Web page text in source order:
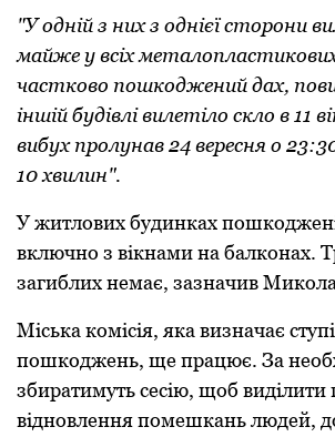
"У одній з них з однієї сторони
майже у всіх
частково пошкоджений дах,
іншій будівлі вилетіло скло в 11
вибух пролунав 24 вересня о
10 хвилин".
У житлових будинках
включно з вікнами на балконах.
загиблих немає, зазначив
Міська комісія, яка визначає
пошкоджень, ще працює. За
збиратимуть сесію, щоб виділити
відновлення помешкань людей,